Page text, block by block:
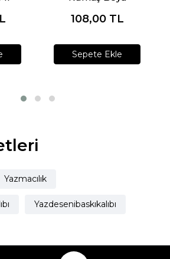
108,00 TL
Sepete Ekle
Yazmacılık
Yazdesenibaskıkalıbı